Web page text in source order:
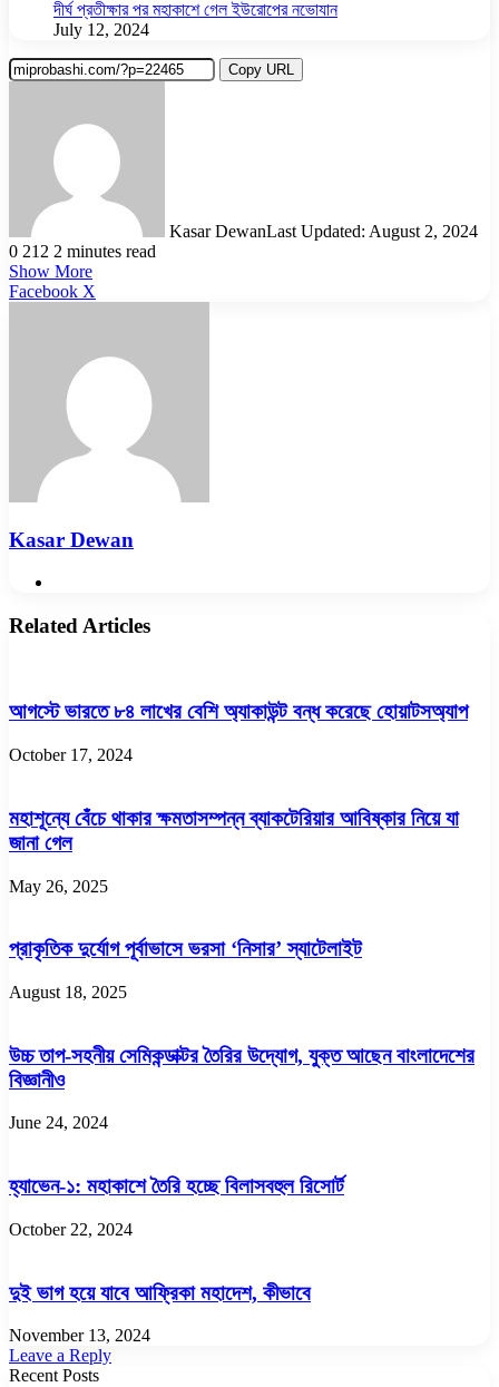
দীর্ঘ প্রতীক্ষার পর মহাকাশে গেল ইউরোপের নভোযান
July 12, 2024
Copy URL
Kasar DewanLast Updated: August 2, 2024
0 212 2 minutes read
Show More
Facebook X
Kasar Dewan
Related Articles
আগস্টে ভারতে ৮৪ লাখের বেশি অ্যাকাউন্ট বন্ধ করেছে হোয়াটসঅ্যাপ
October 17, 2024
মহাশূন্যে বেঁচে থাকার ক্ষমতাসম্পন্ন ব্যাকটেরিয়ার আবিষ্কার নিয়ে যা
জানা গেল
May 26, 2025
প্রাকৃতিক দুর্যোগ পূর্বাভাসে ভরসা ‘নিসার’ স্যাটেলাইট
August 18, 2025
উচ্চ তাপ-সহনীয় সেমিকন্ডাক্টর তৈরির উদ্যোগ, যুক্ত আছেন বাংলাদেশের
বিজ্ঞানীও
June 24, 2024
হ্যাভেন-১: মহাকাশে তৈরি হচ্ছে বিলাসবহুল রিসোর্ট
October 22, 2024
দুই ভাগ হয়ে যাবে আফ্রিকা মহাদেশ, কীভাবে
November 13, 2024
Leave a Reply
Recent Posts